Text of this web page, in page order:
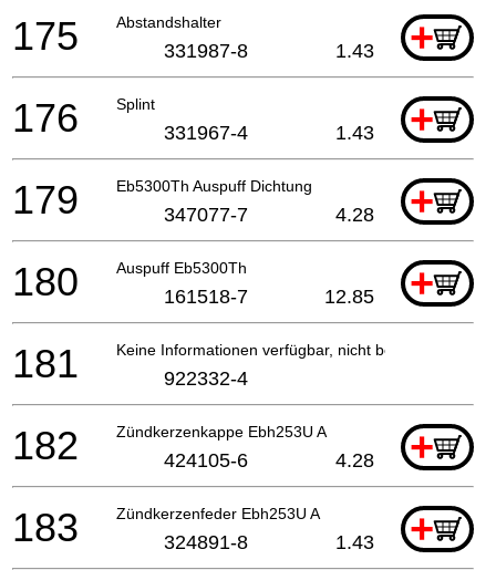
Abstandshalter +
175 331987-8 1.43
Splint +
176 331967-4 1.43
Eb5300Th Auspuff Dichtung +
179 347077-7 4.28
Auspuff Eb5300Th +
180 161518-7 12.85
Keine Informationen verfügbar, nicht bestellbar
181 922332-4
Zündkerzenkappe Ebh253U A +
182 424105-6 4.28
Zündkerzenfeder Ebh253U A +
183 324891-8 1.43